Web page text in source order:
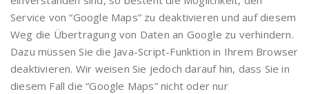
Service von “Google Maps” zu deaktivieren und auf diesem
Weg die Übertragung von Daten an Google zu verhindern.
Dazu müssen Sie die Java-Script-Funktion in Ihrem Browser
deaktivieren. Wir weisen Sie jedoch darauf hin, dass Sie in
diesem Fall die “Google Maps” nicht oder nur